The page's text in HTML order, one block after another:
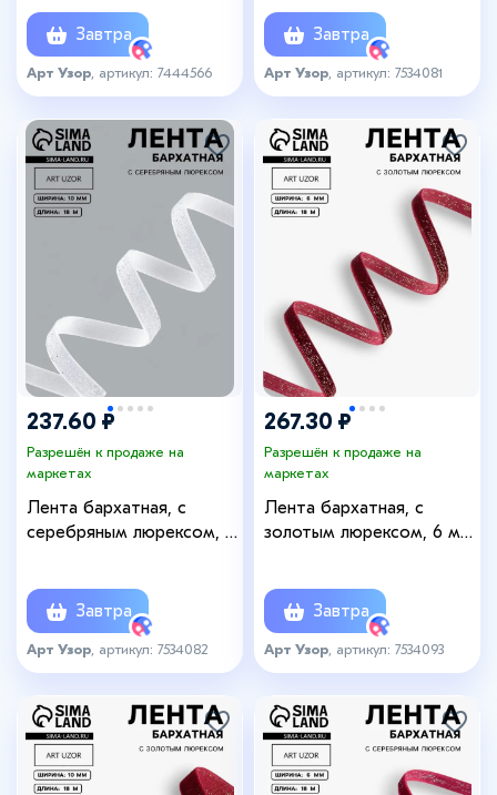
Завтра
Арт Узор , артикул: 7444566
Завтра
Арт Узор , артикул: 7534081
237.60 ₽
Разрешён к продаже на
маркетах
Лента бархатная, с
серебряным люрексом, 10
Завтра
Арт Узор , артикул: 7534082
267.30 ₽
Разрешён к продаже на
маркетах
Лента бархатная, с
золотым люрексом, 6 мм,
Завтра
Арт Узор , артикул: 7534093